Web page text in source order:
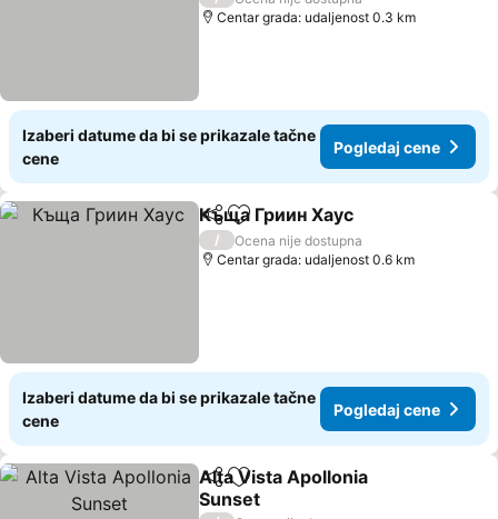
Centar grada: udaljenost 0.3 km
Izaberi datume da bi se prikazale tačne
cene
Pogledaj cene
Deli Dodati u favorite
Къща Гриин Хаус
/
Ocena nije dostupna
Centar grada: udaljenost 0.6 km
Izaberi datume da bi se prikazale tačne
cene
Pogledaj cene
Deli Dodati u favorite
Alta Vista Apollonia
Sunset